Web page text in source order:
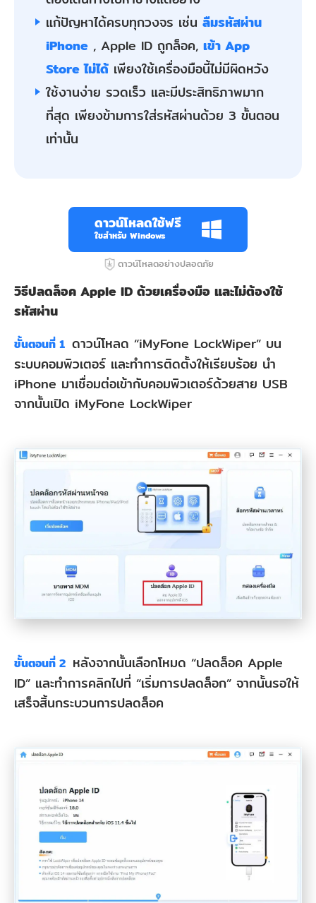
แก้ปัญหาได้ครบทุกวงจร เช่น ลืมรหัสผ่าน
iPhone , Apple ID ถูกล็อค, เข้า App
Store ไม่ได้ เพียงใช้เครื่องมือนี้ไม่มีผิดหวัง
ใช้งานง่าย รวดเร็ว และมีประสิทธิภาพมาก
ที่สุด เพียงข้ามการใส่รหัสผ่านด้วย 3 ขั้นตอน
เท่านั้น
ดาวน์โหลดใช้ฟรี
ใชสำหรับ Windows
ดาวน์โหลดอย่างปลอดภัย
วิธีปลดล็อค Apple ID ด้วยเครื่องมือ และไม่ต้องใช้
รหัสผ่าน
ขั้นตอนที่ 1 ดาวน์โหลด “iMyFone LockWiper” บน
ระบบคอมพิวเตอร์ และทำการติดตั้งให้เรียบร้อย นำ
iPhone มาเชื่อมต่อเข้ากับคอมพิวเตอร์ด้วยสาย USB
จากนั้นเปิด iMyFone LockWiper
ขั้นตอนที่ 2 หลังจากนั้นเลือกโหมด “ปลดล็อค Apple
ID” และทำการคลิกไปที่ “เริ่มการปลดล็อก” จากนั้นรอให้
เสร็จสิ้นกระบวนการปลดล็อค